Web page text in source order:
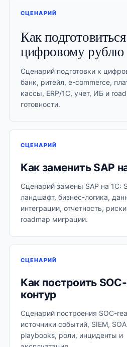
СЦЕНАРИЙ
Как
цифровому рублю
Сценарий подготовки к
банк, ритейл, e-commerce,
кассы, ERP/1С, учет, ИБ и
готовности.
СЦЕНАРИЙ
Как заменить SAP
Сценарий замены SAP на 1С:
ландшафт, бизнес-логика,
интеграции, отчетность,
roadmap миграции.
СЦЕНАРИЙ
Как построить
контур
Сценарий построения SOC-
источники событий, SIEM,
playbooks, роли, инциденты и